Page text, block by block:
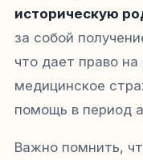
историческую
за собой
что дает право
медицинское
помощь в период
Важно помнить,